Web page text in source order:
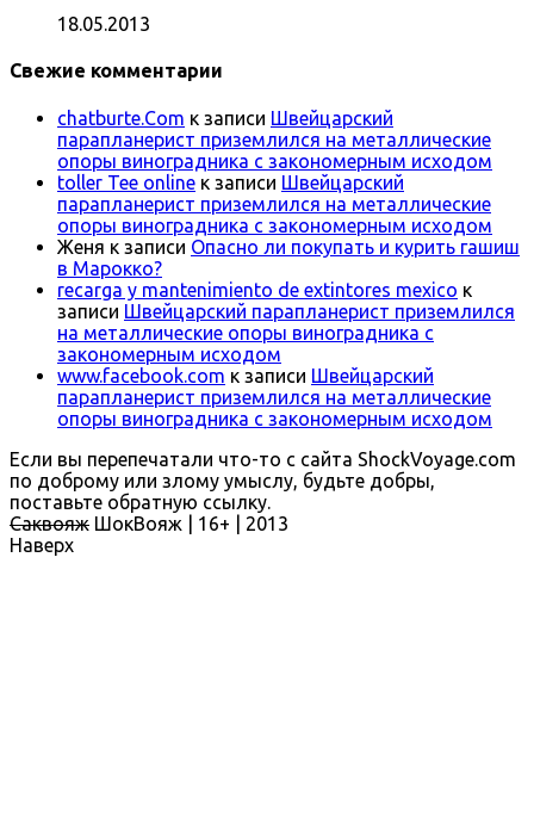
18.05.2013
Свежие комментарии
chatburte.Com к записи Швейцарский
парапланерист приземлился на металлические
опоры виноградника с закономерным исходом
toller Tee online к записи Швейцарский
парапланерист приземлился на металлические
опоры виноградника с закономерным исходом
Женя к записи Опасно ли покупать и курить гашиш
в Марокко?
recarga y mantenimiento de extintores mexico к
записи Швейцарский парапланерист приземлился
на металлические опоры виноградника с
закономерным исходом
www.facebook.com к записи Швейцарский
парапланерист приземлился на металлические
опоры виноградника с закономерным исходом
Если вы перепечатали что-то с сайта ShockVoyage.com
по доброму или злому умыслу, будьте добры,
поставьте обратную ссылку.
Саквояж ШокВояж | 16+ | 2013
Наверх